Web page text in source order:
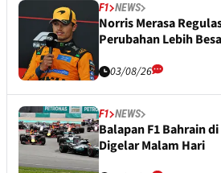
F1 NEWS
Norris Merasa
Perubahan Lebih
03/08/26
F1 NEWS
Balapan F1 Bahrain
Digelar Malam Hari